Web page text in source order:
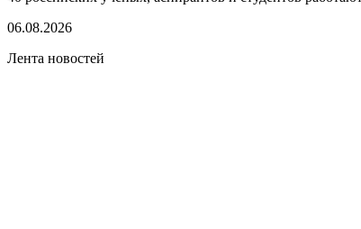
06.08.2026
Лента новостей